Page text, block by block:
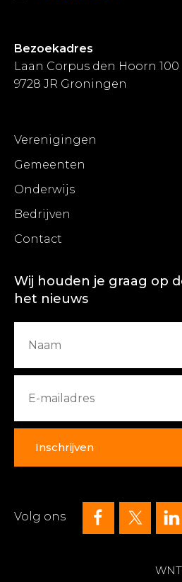
Bezoekadres
Laan Corpus den Hoorn 100
9728 JR Groningen
Verenigingen
Gemeenten
Onderwijs
Bedrijven
Contact
Wij houden je graag op
het nieuws
Inschrijven
Volg ons